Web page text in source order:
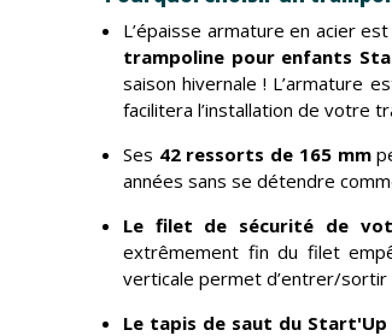
L’épaisse armature en acier
trampoline pour enfants
saison hivernale ! L’armature
facilitera l’installation de votre
Ses 42 ressorts de 165 mm
années sans se détendre
Le filet de sécurité de
extrêmement fin du filet
verticale permet d’entrer/sortir
Le tapis de saut du Start'Up